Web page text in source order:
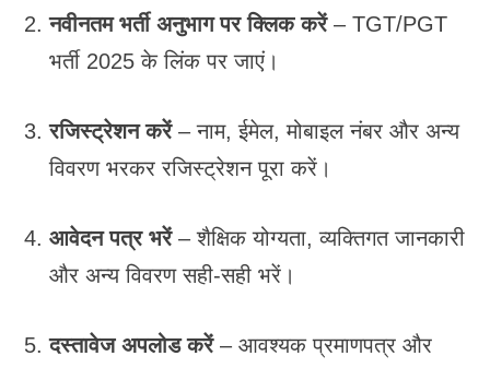
नवीनतम भर्ती अनुभाग पर क्लिक करें– TGT/PGT
भर्ती 2025 के लिंक पर जाएं।
रजिस्ट्रेशन करें– नाम, ईमेल, मोबाइल नंबर और अन्य
विवरण भरकर रजिस्ट्रेशन पूरा करें।
आवेदन पत्र भरें– शैक्षिक योग्यता, व्यक्तिगत जानकारी
और अन्य विवरण सही-सही भरें।
दस्तावेज अपलोड करें– आवश्यक प्रमाणपत्र और